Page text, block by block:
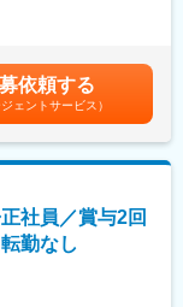
ます。
、終末期ケアまでを
民の暮らしを長期的
型の福祉サービスを
減にも貢献していま
くまでも目安の金額
ます。月給(月額)は固
依頼する
ジェントサービス）
社員／賞与2回
勤なし